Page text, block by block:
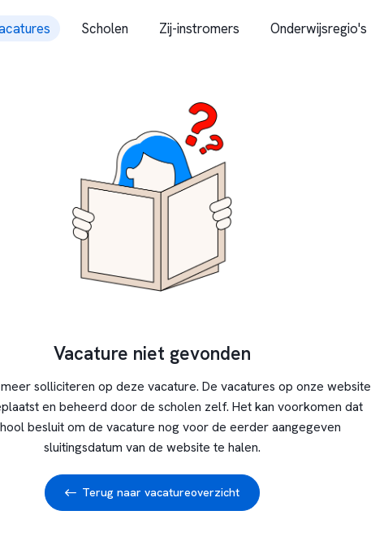
Scholen Zij-instromers Onderwijsregio's
Vacature niet gevonden
solliciteren op deze vacature. De vacatures op onze website
en beheerd door de scholen zelf. Het kan voorkomen dat
besluit om de vacature nog voor de eerder aangegeven
sluitingsdatum van de website te halen.
Terug naar vacatureoverzicht